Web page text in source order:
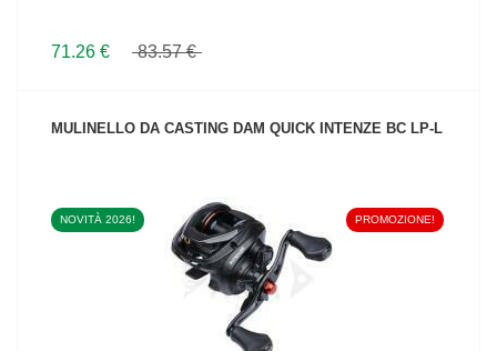
71.26 € 83.57 €
MULINELLO DA CASTING DAM QUICK INTENZE BC LP-L
VEDI IL PRODOTTO
NOVITÀ 2026! PROMOZIONE!